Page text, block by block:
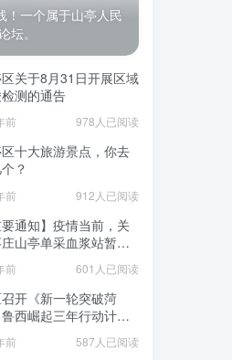
！一个属于山亭人民
坛。
关于8月31日开展区域
测的通告
前 978人已阅读
十大旅游景点，你去
？
前 912人已阅读
要通知】疫情当前，关
山亭单采血浆站暂停
前 601人已阅读
开《新一轮突破菏
西崛起三年行动计划
）政策分析研判会议
前 587人已阅读